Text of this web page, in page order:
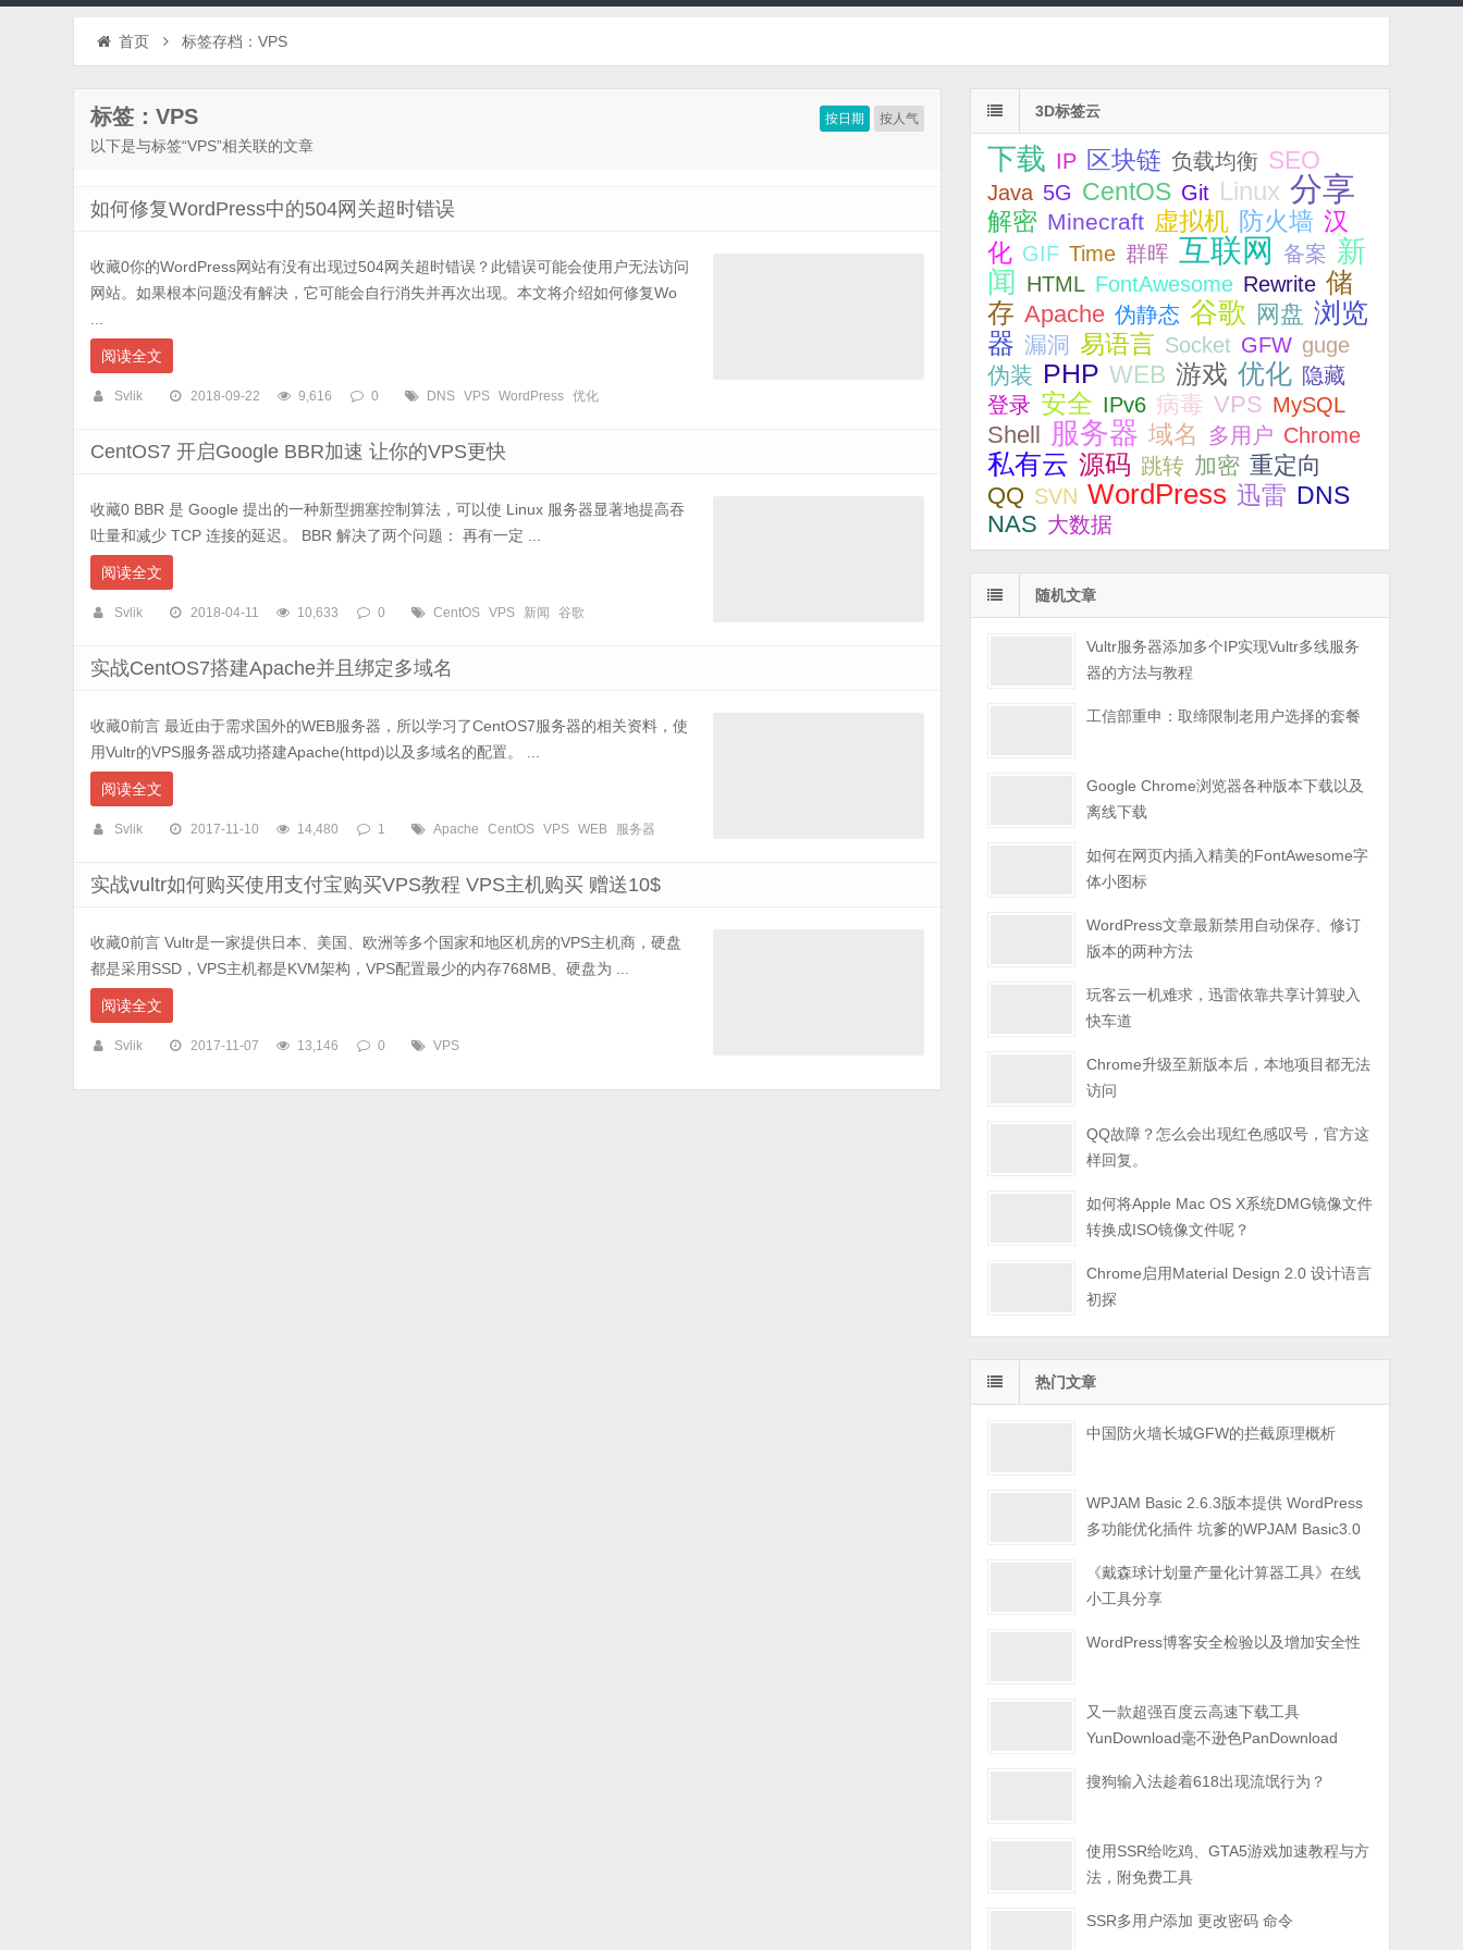
首页 标签存档：VPS
按日期 按人气
标签：VPS
以下是与标签“VPS”相关联的文章
如何修复WordPress中的504网关超时错误
收藏0你的WordPress网站有没有出现过504网关超时错误？此错误可能会使用户无法访问
网站。如果根本问题没有解决，它可能会自行消失并再次出现。本文将介绍如何修复Wo
阅读全文
Svlik 2018-09-22 9,616 0 DNS VPS WordPress 优化
CentOS7 开启Google BBR加速 让你的VPS更快
收藏0 BBR 是 Google 提出的一种新型拥塞控制算法，可以使 Linux 服务器显著地提高吞
吐量和减少 TCP 连接的延迟。 BBR 解决了两个问题： 再有一定 ...
阅读全文
Svlik 2018-04-11 10,633 0 CentOS VPS 新闻 谷歌
实战CentOS7搭建Apache并且绑定多域名
收藏0前言 最近由于需求国外的WEB服务器，所以学习了CentOS7服务器的相关资料，使
用Vultr的VPS服务器成功搭建Apache(httpd)以及多域名的配置。 ...
阅读全文
Svlik 2017-11-10 14,480 1 Apache CentOS VPS WEB 服务器
实战vultr如何购买使用支付宝购买VPS教程 VPS主机购买 赠送10$
收藏0前言 Vultr是一家提供日本、美国、欧洲等多个国家和地区机房的VPS主机商，硬盘
都是采用SSD，VPS主机都是KVM架构，VPS配置最少的内存768MB、硬盘为 ...
阅读全文
Svlik 2017-11-07 13,146 0 VPS
3D标签云
下载 IP 区块链 负载均衡 SEO
Java 5G CentOS Git Linux 分享
解密 Minecraft 虚拟机 防火墙 汉
化 GIF Time 群晖 互联网 备案 新
闻 HTML FontAwesome Rewrite 储
存 Apache 伪静态 谷歌 网盘 浏览
器 漏洞 易语言 Socket GFW guge
伪装 PHP WEB 游戏 优化 隐藏
登录 安全 IPv6 病毒 VPS MySQL
Shell 服务器 域名 多用户 Chrome
私有云 源码 跳转 加密 重定向
QQ SVN WordPress 迅雷 DNS
NAS 大数据
随机文章
Vultr服务器添加多个IP实现Vultr多线服务
器的方法与教程
工信部重申：取缔限制老用户选择的套餐
Google Chrome浏览器各种版本下载以及
离线下载
如何在网页内插入精美的FontAwesome字
体小图标
WordPress文章最新禁用自动保存、修订
版本的两种方法
玩客云一机难求，迅雷依靠共享计算驶入
快车道
Chrome升级至新版本后，本地项目都无法
访问
QQ故障？怎么会出现红色感叹号，官方这
样回复。
如何将Apple Mac OS X系统DMG镜像文件
转换成ISO镜像文件呢？
Chrome启用Material Design 2.0 设计语言
初探
热门文章
中国防火墙长城GFW的拦截原理概析
WPJAM Basic 2.6.3版本提供 WordPress
多功能优化插件 坑爹的WPJAM Basic3.0
《戴森球计划量产量化计算器工具》在线
小工具分享
WordPress博客安全检验以及增加安全性
又一款超强百度云高速下载工具
YunDownload毫不逊色PanDownload
搜狗输入法趁着618出现流氓行为？
使用SSR给吃鸡、GTA5游戏加速教程与方
法，附免费工具
SSR多用户添加 更改密码 命令